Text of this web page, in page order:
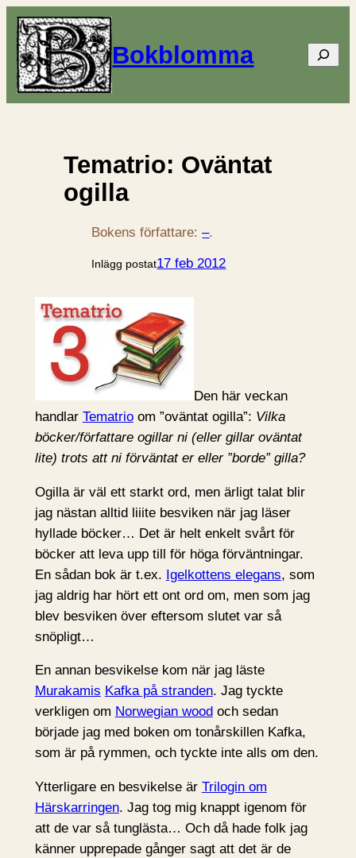
Bokblomma Sök
Tematrio: Oväntat
ogilla
Bokens författare:–.
Inlägg postat17 feb 2012
Den här veckan
handlar Tematrioom ”oväntat ogilla”: Vilka
böcker/författare ogillar ni (eller gillar oväntat
lite) trots att ni förväntat er eller ”borde” gilla?
Ogilla är väl ett starkt ord, men ärligt talat blir
jag nästan alltid liiite besviken när jag läser
hyllade böcker… Det är helt enkelt svårt för
böcker att leva upp till för höga förväntningar.
En sådan bok är t.ex. Igelkottens elegans, som
jag aldrig har hört ett ont ord om, men som jag
blev besviken över eftersom slutet var så
snöpligt…
En annan besvikelse kom när jag läste
Murakamis Kafka på stranden. Jag tyckte
verkligen om Norwegian wood och sedan
började jag med boken om tonårskillen Kafka,
som är på rymmen, och tyckte inte alls om den.
Ytterligare en besvikelse är Trilogin om
Härskarringen. Jag tog mig knappt igenom för
att de var så tunglästa… Och då hade folk jag
känner upprepade gånger sagt att det är de